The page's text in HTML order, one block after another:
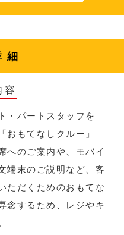
細
容
・パートスタッフを
おもてなしクルー」
へのご案内や、モバイ
端末のご説明など、客
ただくためのおもてな
念するため、レジやキ